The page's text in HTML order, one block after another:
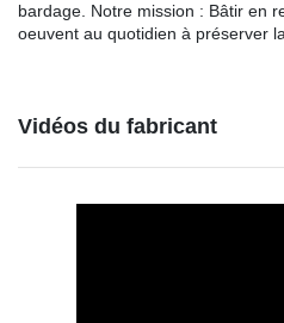
bardage. Notre mission : Bâtir en
oeuvent au quotidien à préserver la
Vidéos du fabricant